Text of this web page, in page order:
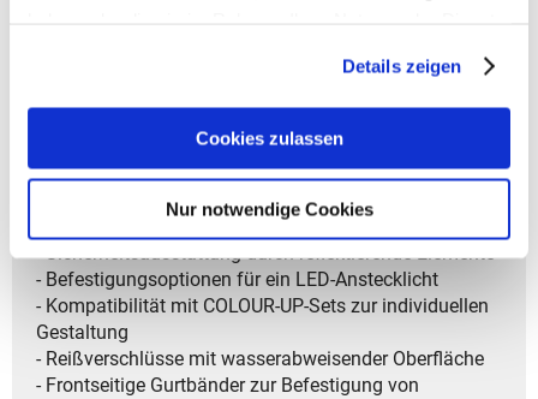
Details zeigen
Cookies zulassen
Nur notwendige Cookies
Bücherbereich und herausnehmbarem Innenorganizer,
- Zwei Außentaschen aus elastischem Material
- Zusatzfach am Hüftgurt für schnellen Zugriff
- Fassungsvermögen von 35 Litern
- Abnehmbare Fixierstraps für zusätzliche Ausrüstung
- Sicherheitsausstattung durch reflektierende Elemente
- Befestigungsoptionen für ein LED-Anstecklicht
- Kompatibilität mit COLOUR-UP-Sets zur individuellen
Gestaltung
- Reißverschlüsse mit wasserabweisender Oberfläche
- Frontseitige Gurtbänder zur Befestigung von